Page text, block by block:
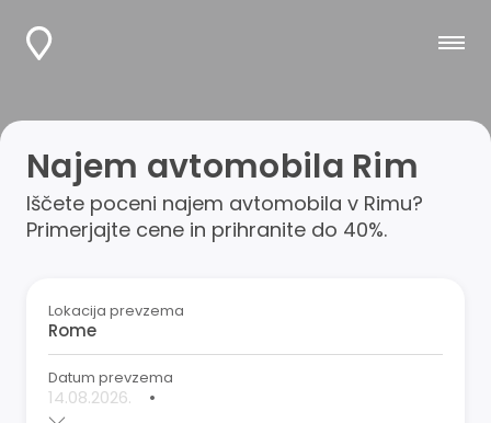
Najem avtomobila Rim
Iščete poceni najem avtomobila v Rimu?
Primerjajte cene in prihranite do 40%.
Lokacija prevzema
Datum prevzema
•